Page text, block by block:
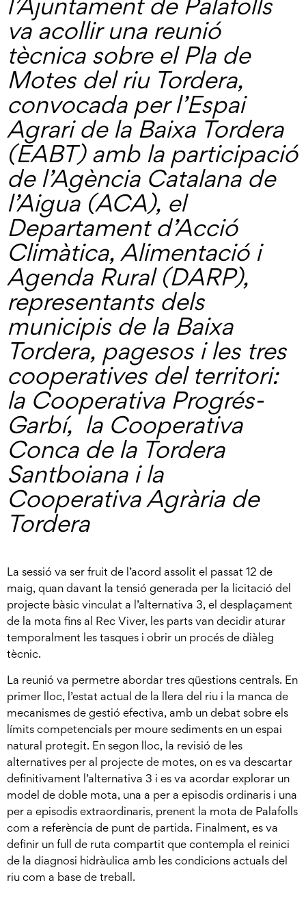
va acollir una reunió
tècnica sobre el Pla de
Motes del riu Tordera,
convocada per l’Espai
Agrari de la Baixa Tordera
(EABT) amb la participació
de l’Agència Catalana de
l’Aigua (ACA), el
Departament d’Acció
Climàtica, Alimentació i
Agenda Rural (DARP),
representants dels
municipis de la Baixa
Tordera, pagesos i les tres
cooperatives del territori:
la Cooperativa Progrés-
Garbí, la Cooperativa
Conca de la Tordera
Santboiana i la
Cooperativa Agrària de
Tordera
La sessió va ser fruit de l’acord assolit el passat 12 de
maig, quan davant la tensió generada per la licitació del
projecte bàsic vinculat a l’alternativa 3, el desplaçament
de la mota fins al Rec Viver, les parts van decidir aturar
temporalment les tasques i obrir un procés de diàleg
tècnic.
La reunió va permetre abordar tres qüestions centrals. En
primer lloc, l’estat actual de la llera del riu i la manca de
mecanismes de gestió efectiva, amb un debat sobre els
límits competencials per moure sediments en un espai
natural protegit. En segon lloc, la revisió de les
alternatives per al projecte de motes, on es va descartar
definitivament l’alternativa 3 i es va acordar explorar un
model de doble mota, una a per a episodis ordinaris i una
per a episodis extraordinaris, prenent la mota de Palafolls
com a referència de punt de partida. Finalment, es va
definir un full de ruta compartit que contempla el reinici
de la diagnosi hidràulica amb les condicions actuals del
riu com a base de treball.